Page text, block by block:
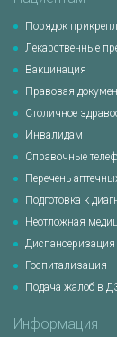
Порядок
Лекарственные
Вакцинация
Правовая
Столичное
Инвалидам
Справочные
Перечень
Подготовка к
Неотложная
Диспансеризация
Госпитализация
Подача жалоб в
Информация